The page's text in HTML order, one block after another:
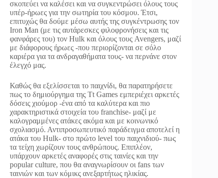
σκοπεύει να καλέσει και να συγκεντρώσει όλους τους
υπέρ-ήρωες για την σωτηρία του κόσμου. Έτσι,
επιτυχώς θα δούμε μέσω αυτής της συγκέντρωσης τον
Iron Man (με τις αυτάρεσκες φιλοφρονήσεις και τις
φανφάρες του) τον Hulk και όλους τους Avengers, μαζί
με διάφορους ήρωες -που περιορίζονται σε σόλο
καριέρα για τα ανδραγαθήματα τους- να περνάνε στον
έλεγχό μας.
Καθώς θα εξελίσσεται το παιχνίδι, θα παρατηρήσετε
πως το δημιούργημα της Tt Games εμπεριέχει αρκετές
δόσεις χιούμορ -ένα από τα καλύτερα και πιο
χαρακτηριστικά στοιχεία του franchise- μαζί με
καλογραμμένες ατάκες ακόμα και με κοινωνικό
σχολιασμό. Αντιπροσωπευτικό παράδειγμα αποτελεί η
ατάκα του Hulk- στο πρώτο level του παιχνιδιού- πως
τα τείχη χωρίζουν τους ανθρώπους. Επιπλέον,
υπάρχουν αρκετές αναφορές στις ταινίες και την
popular culture, που θα αναγνωρίσουν οι fans των
ταινιών και των κόμικς ανεξαρτήτως ηλικίας.